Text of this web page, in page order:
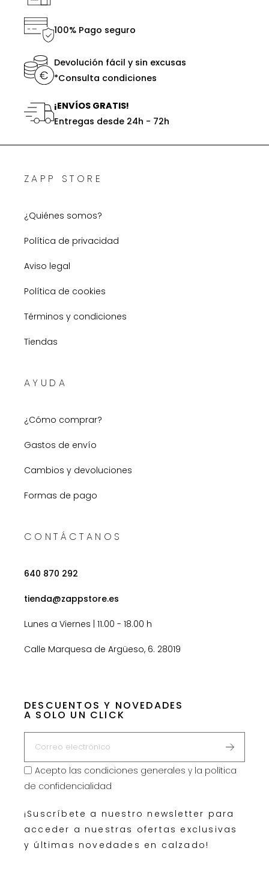
100% Pago seguro
Devolución fácil y sin excusas
*Consulta condiciones
¡ENVÍOS GRATIS!
Entregas desde 24h - 72h
ZAPP STORE
¿Quiénes somos?
Política de privacidad
Aviso legal
Política de cookies
Términos y condiciones
Tiendas
AYUDA
¿Cómo comprar?
Gastos de envío
Cambios y devoluciones
Formas de pago
CONTÁCTANOS
640 870 292
tienda@zappstore.es
Lunes a Viernes | 11.00 - 18.00 h
Calle Marquesa de Argüeso, 6. 28019
DESCUENTOS Y NOVEDADES
A SOLO UN CLICK
Acepto las condiciones generales y la política
de confidencialidad
¡Suscríbete a nuestro newsletter para
acceder a nuestras ofertas exclusivas
y últimas novedades en calzado!